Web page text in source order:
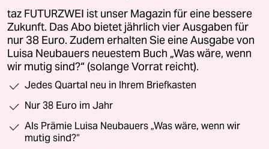
taz FUTURZWEI ist unser Magazin für eine bessere
Zukunft. Das Abo bietet jährlich vier Ausgaben für
nur 38 Euro. Zudem erhalten Sie eine Ausgabe von
Luisa Neubauers neuestem Buch „Was wäre, wenn
wir mutig sind?“ (solange Vorrat reicht).
Jedes Quartal neu in Ihrem Briefkasten
Nur 38 Euro im Jahr
Als Prämie Luisa Neubauers „Was wäre, wenn wir
mutig sind?“